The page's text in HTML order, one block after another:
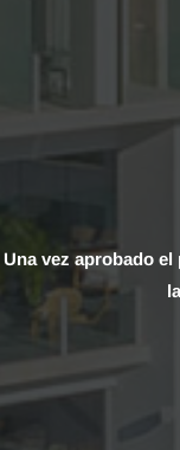
Una vez aprobado